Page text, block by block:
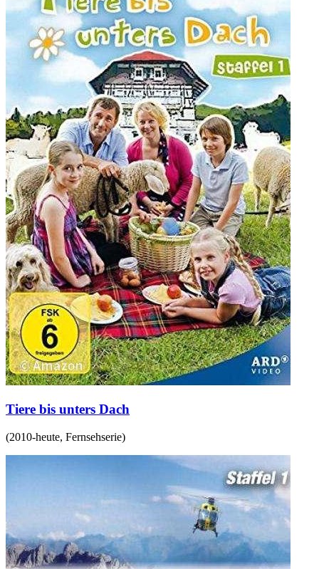
Tiere bis unters Dach
(2010-heute, Fernsehserie)